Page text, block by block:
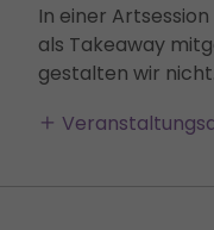
In einer
als Takeaway
gestalten wir